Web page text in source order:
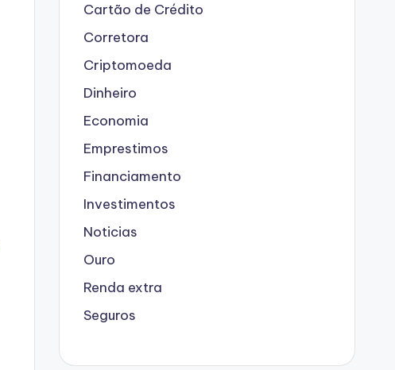
Cartão de Crédito
Corretora
Criptomoeda
Dinheiro
Economia
Emprestimos
Financiamento
Investimentos
Noticias
Ouro
Renda extra
Seguros